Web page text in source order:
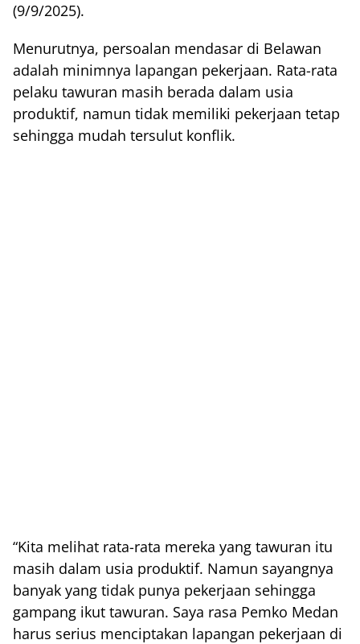
(9/9/2025).
Menurutnya, persoalan mendasar di Belawan
adalah minimnya lapangan pekerjaan. Rata-rata
pelaku tawuran masih berada dalam usia
produktif, namun tidak memiliki pekerjaan tetap
sehingga mudah tersulut konflik.
“Kita melihat rata-rata mereka yang tawuran itu
masih dalam usia produktif. Namun sayangnya
banyak yang tidak punya pekerjaan sehingga
gampang ikut tawuran. Saya rasa Pemko Medan
harus serius menciptakan lapangan pekerjaan di